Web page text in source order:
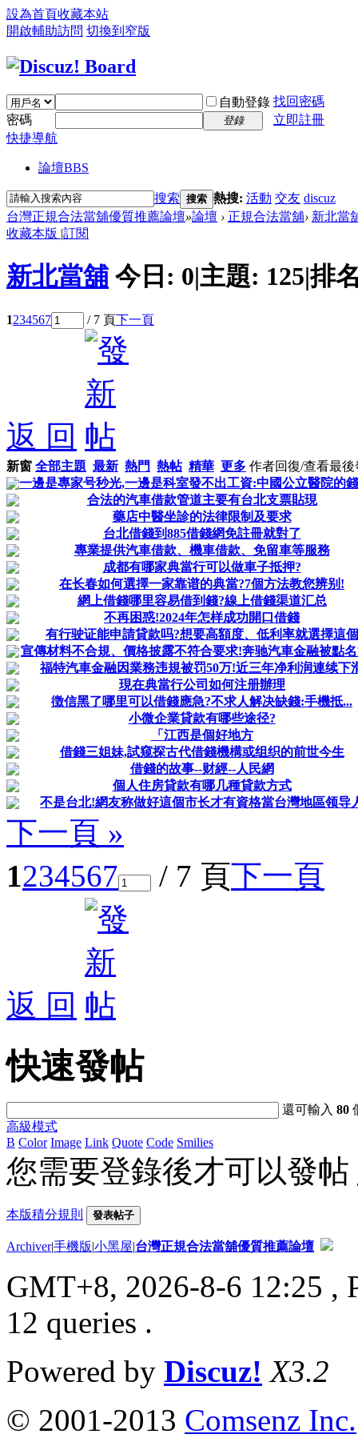
設為首頁收藏本站
開啟輔助訪問 切換到窄版
自動登錄 找回密碼
密碼
登錄
立即註冊
快捷導航
論壇BBS
搜索 搜索 熱搜: 活動 交友 discuz
台灣正規合法當舖優質推薦論壇»論壇 › 正規合法當舖› 新北當
收藏本版 |訂閱
新北當舖 今日: 0|主題: 125|排
1234567 / 7 頁下一頁
返 回
新窗 全部主題 最新 熱門 熱帖 精華 更多 作者回復/查看最後
一邊是專家号秒光,一邊是科室發不出工資:中國公立醫院的
合法的汽車借款管道主要有台北支票貼現
藥店中醫坐診的法律限制及要求
台北借錢到885借錢網免註冊就對了
專業提供汽車借款、機車借款、免留車等服務
成都有哪家典當行可以做車子抵押?
在长春如何選擇一家靠谱的典當?7個方法教您辨别!
網上借錢哪里容易借到錢?線上借錢渠道汇总
不再困惑!2024年怎样成功開口借錢
有行驶证能申請貸款吗?想要高額度、低利率就選擇這個
宣傳材料不合規、價格披露不符合要求!奔驰汽車金融被點
福特汽車金融因業務违規被罚50万!近三年净利润連续下
現在典當行公司如何注册辦理
徴信黑了哪里可以借錢應急?不求人解决缺錢:手機抵...
小微企業貸款有哪些途径?
「江西是個好地方
借錢三姐妹,試窥探古代借錢機構或组织的前世今生
借錢的故事--财經--人民網
個人住房貸款有哪几種貸款方式
不是台北!網友称做好這個市长才有資格當台灣地區领导
下一頁 »
1234567 / 7 頁下一頁
返 回
快速發帖
還可輸入80
高級模式
B Color Image Link Quote Code Smilies
您需要登錄後才可以發帖
本版積分規則 發表帖子
Archiver|手機版|小黑屋|台灣正規合法當舖優質推薦論壇
GMT+8, 2026-8-6 12:25 ,
12 queries .
Powered by Discuz! X3.2
© 2001-2013 Comsenz Inc.